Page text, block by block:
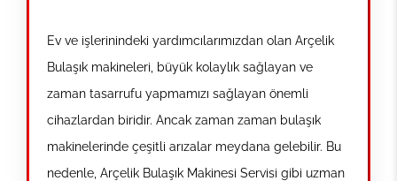
Ev ve işlerinindeki yardımcılarımızdan olan Arçelik
Bulaşık makineleri, büyük kolaylık sağlayan ve
zaman tasarrufu yapmamızı sağlayan önemli
cihazlardan biridir. Ancak zaman zaman bulaşık
makinelerinde çeşitli arızalar meydana gelebilir. Bu
nedenle, Arçelik Bulaşık Makinesi Servisi gibi uzman